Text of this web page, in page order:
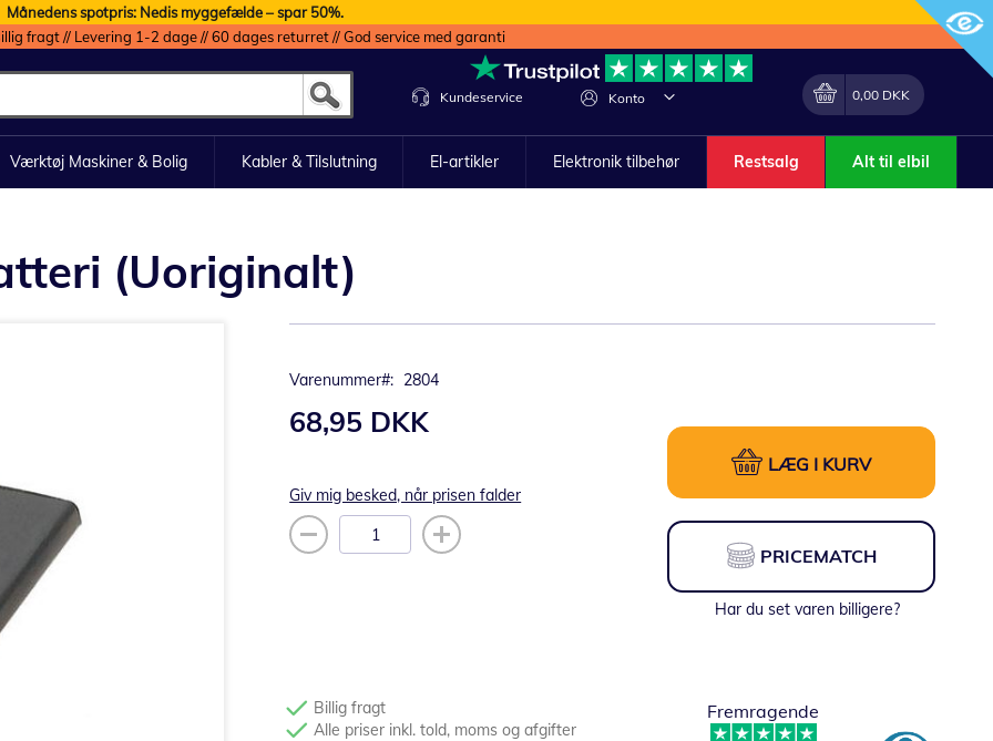
Månedens spotpris: Nedis myggefælde – spar 50%.
fragt // Levering 1-2 dage // 60 dages returret // God service med garanti
Konto
Lave
Min indkøbskurv
0,00 DKK
Kundeservice
Værktøj Maskiner & Bolig Kabler & Tilslutning El-artikler Elektronik tilbehør Restsalg Alt til elbil
(Uoriginalt)
Varenummer 2804
68,95 DKK
Giv mig besked, når prisen falder
LÆG I KURV
PRICEMATCH
Har du set varen billigere?
Billig fragt
Alle priser inkl. told, moms og afgifter
Fremragende